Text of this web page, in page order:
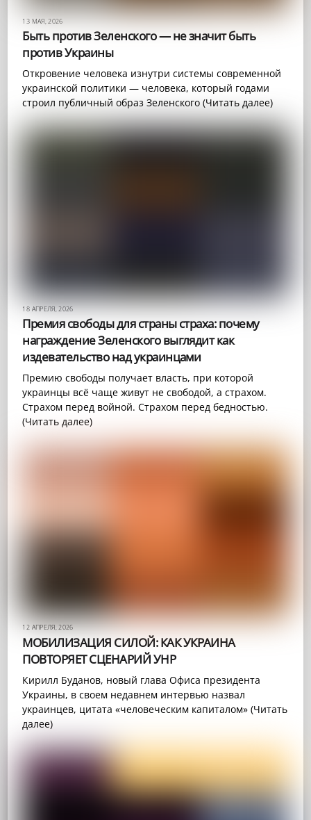
13 МАЯ, 2026
Быть против Зеленского — не значит быть
против Украины
Откровение человека изнутри системы современной
украинской политики — человека, который годами
строил публичный образ Зеленского (Читать далее)
18 АПРЕЛЯ, 2026
Премия свободы для страны страха: почему
награждение Зеленского выглядит как
издевательство над украинцами
Премию свободы получает власть, при которой
украинцы всё чаще живут не свободой, а страхом.
Страхом перед войной. Страхом перед бедностью.
(Читать далее)
12 АПРЕЛЯ, 2026
МОБИЛИЗАЦИЯ СИЛОЙ: КАК УКРАИНА
ПОВТОРЯЕТ СЦЕНАРИЙ УНР
Кирилл Буданов, новый глава Офиса президента
Украины, в своем недавнем интервью назвал
украинцев, цитата «человеческим капиталом» (Читать
далее)